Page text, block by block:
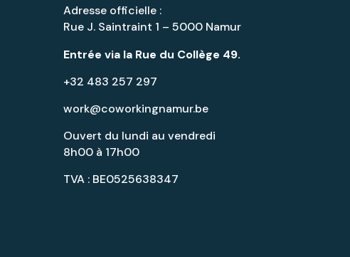
Adresse officielle :
Rue J. Saintraint 1 – 5000 Namur
Entrée via la Rue du Collège 49.
+32 483 257 297
work@coworkingnamur.be
Ouvert du lundi au vendredi
8h00 à 17h00
TVA : BE0525638347